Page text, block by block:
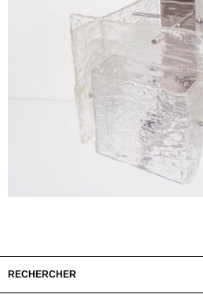
RECHERCHER